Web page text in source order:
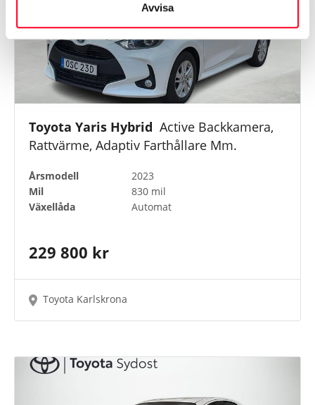
Avvisa
Toyota Yaris Hybrid Active Backkamera,
Rattvärme, Adaptiv Farthållare Mm.
Årsmodell
2023
Mil
830 mil
Växellåda
Automat
229 800 kr
Toyota Karlskrona